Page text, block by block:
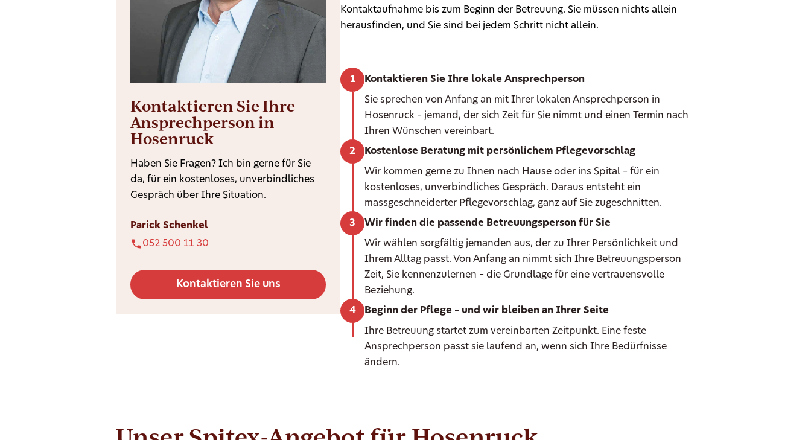
Kontaktieren Sie Ihre
Ansprechperson in
Hosenruck
Haben Sie Fragen? Ich bin gerne für Sie
da, für ein kostenloses, unverbindliches
Gespräch über Ihre Situation.
Parick Schenkel
052 500 11 30
Kontaktieren Sie uns
Kontaktaufnahme bis zum Beginn der Betreuung. Sie müssen nichts allein
herausfinden, und Sie sind bei jedem Schritt nicht allein.
Kontaktieren Sie Ihre lokale Ansprechperson
Sie sprechen von Anfang an mit Ihrer lokalen Ansprechperson in
Hosenruck – jemand, der sich Zeit für Sie nimmt und einen Termin nach
Ihren Wünschen vereinbart.
Kostenlose Beratung mit persönlichem Pflegevorschlag
Wir kommen gerne zu Ihnen nach Hause oder ins Spital – für ein
kostenloses, unverbindliches Gespräch. Daraus entsteht ein
massgeschneiderter Pflegevorschlag, ganz auf Sie zugeschnitten.
Wir finden die passende Betreuungsperson für Sie
Wir wählen sorgfältig jemanden aus, der zu Ihrer Persönlichkeit und
Ihrem Alltag passt. Von Anfang an nimmt sich Ihre Betreuungsperson
Zeit, Sie kennenzulernen – die Grundlage für eine vertrauensvolle
Beziehung.
Beginn der Pflege – und wir bleiben an Ihrer Seite
Ihre Betreuung startet zum vereinbarten Zeitpunkt. Eine feste
Ansprechperson passt sie laufend an, wenn sich Ihre Bedürfnisse
ändern.